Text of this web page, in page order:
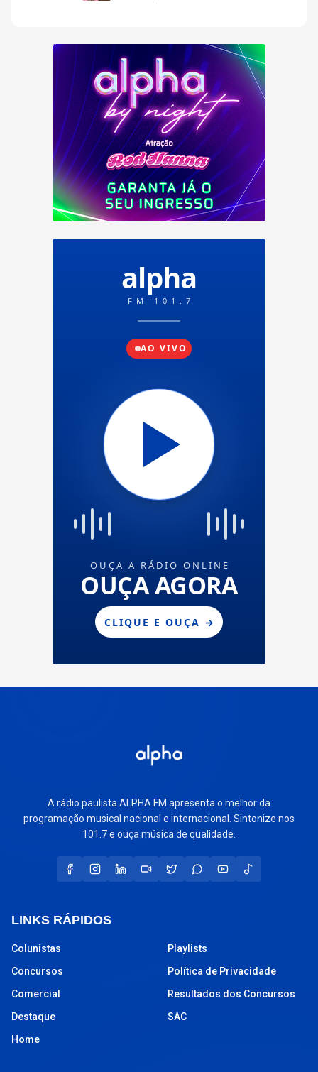
A rádio paulista ALPHA FM apresenta o melhor da
programação musical nacional e internacional. Sintonize nos
101.7 e ouça música de qualidade.
LINKS RÁPIDOS
Colunistas
Concursos
Comercial
Destaque
Home
Playlists
Política de Privacidade
Resultados dos Concursos
SAC